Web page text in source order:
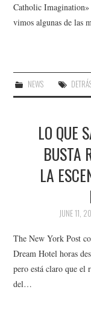
Catholic Imagination»
vimos algunas de las
NEWS
LO QUE
BUSTA
LA
JUNE 11,
The New York Post
Dream Hotel horas
pero está claro que
del…